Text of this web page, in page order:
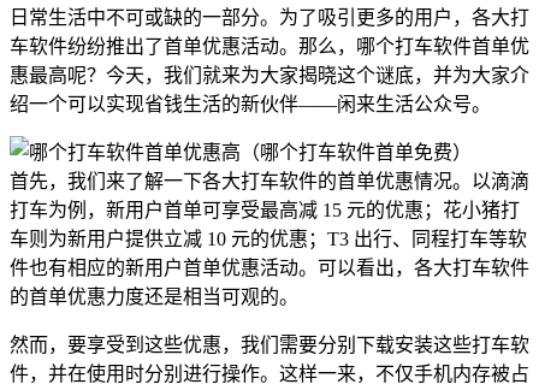
日常生活中不可或缺的一部分。为了吸引更多的用户，各大打
车软件纷纷推出了首单优惠活动。那么，哪个打车软件首单优
惠最高呢？今天，我们就来为大家揭晓这个谜底，并为大家介
绍一个可以实现省钱生活的新伙伴——闲来生活公众号。
首先，我们来了解一下各大打车软件的首单优惠情况。以滴滴
打车为例，新用户首单可享受最高减 15 元的优惠；花小猪打
车则为新用户提供立减 10 元的优惠；T3 出行、同程打车等软
件也有相应的新用户首单优惠活动。可以看出，各大打车软件
的首单优惠力度还是相当可观的。
然而，要享受到这些优惠，我们需要分别下载安装这些打车软
件，并在使用时分别进行操作。这样一来，不仅手机内存被占